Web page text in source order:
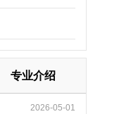
专业介绍
2026-05-01